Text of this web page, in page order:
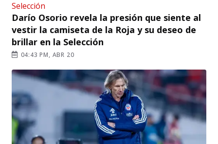
Selección
Darío Osorio revela la presión que siente al
vestir la camiseta de la Roja y su deseo de
brillar en la Selección
04:43 PM, ABR 20